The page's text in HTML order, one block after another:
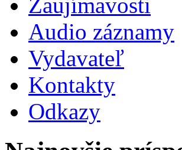
Audio záznamy
Vydavateľ
Kontakty
Odkazy